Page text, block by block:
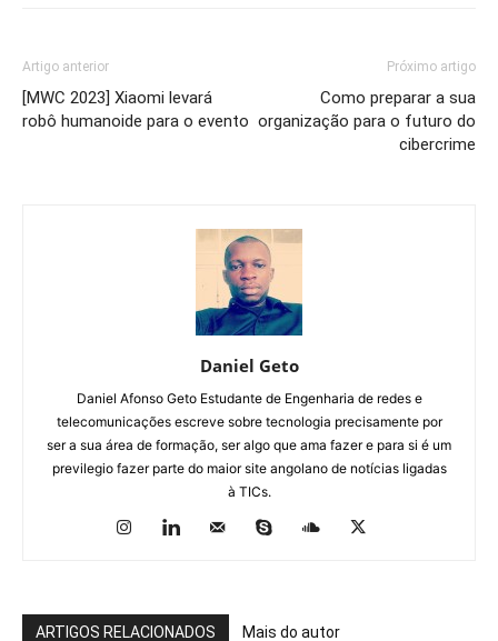
Artigo anterior
[MWC 2023] Xiaomi levará
robô humanoide para o evento
Próximo artigo
Como preparar a sua
organização para o futuro do
cibercrime
Daniel Geto
Daniel Afonso Geto Estudante de Engenharia de redes e
telecomunicações escreve sobre tecnologia precisamente por
ser a sua área de formação, ser algo que ama fazer e para si é um
previlegio fazer parte do maior site angolano de notícias ligadas
à TICs.
ARTIGOS RELACIONADOS Mais do autor